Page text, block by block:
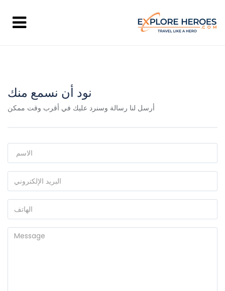
نود أن نسمع منك
أرسل لنا رسالة وسنرد عليك في أقرب وقت ممكن